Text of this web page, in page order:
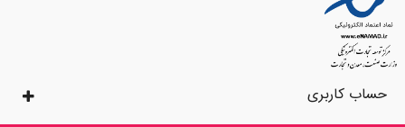
حساب کاربری